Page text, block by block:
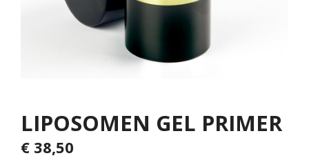
LIPOSOMEN GEL PRIMER
€ 38,50